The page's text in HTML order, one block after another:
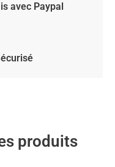
avec Paypal
produits